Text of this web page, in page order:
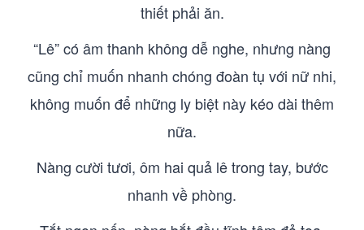
thiết phải ăn.
“Lê” có âm thanh không dễ nghe, nhưng nàng
cũng chỉ muốn nhanh chóng đoàn tụ với nữ nhi,
không muốn để những ly biệt này kéo dài thêm
nữa.
Nàng cười tươi, ôm hai quả lê trong tay, bước
nhanh về phòng.